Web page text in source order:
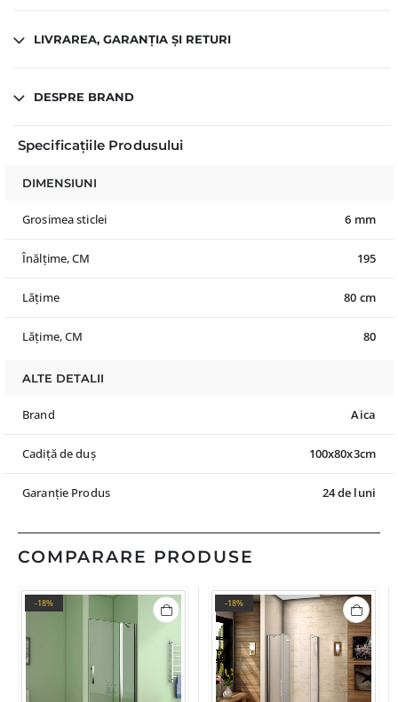
LIVRAREA, GARANȚIA ȘI RETURI
DESPRE BRAND
Specificațiile Produsului
DIMENSIUNI
Grosimea sticlei 6 mm
Înălțime, CM 195
Lățime 80 cm
Lățime, CM 80
ALTE DETALII
Brand Aica
Cadiță de duș 100x80x3cm
Garanție Produs 24 de luni
COMPARARE PRODUSE
-18% -18%